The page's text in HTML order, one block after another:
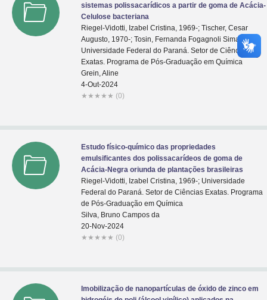
sistemas polissacarídicos a partir de goma de Acácia-
Celulose bacteriana
Riegel-Vidotti, Izabel Cristina, 1969-; Tischer, Cesar
Augusto, 1970-; Tosin, Fernanda Fogagnoli Simas;
Universidade Federal do Paraná. Setor de Ciências
Exatas. Programa de Pós-Graduação em Química
Grein, Aline
4-Out-2024
★ ★ ★ ★ ★ (0)
Estudo físico-químico das propriedades
emulsificantes dos polissacarídeos de goma de
Acácia-Negra oriunda de plantações brasileiras
Riegel-Vidotti, Izabel Cristina, 1969-; Universidade
Federal do Paraná. Setor de Ciências Exatas. Programa
de Pós-Graduação em Química
Silva, Bruno Campos da
20-Nov-2024
★ ★ ★ ★ ★ (0)
Imobilização de nanopartículas de óxido de zinco em